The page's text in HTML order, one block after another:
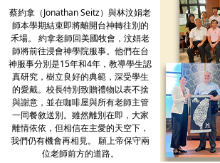
蔡約拿（Jonathan Seitz）與林汶娟老
師本學期結束即將離開台神轉往別的
禾場。 約拿老師回美國牧會，汶娟老
師將前往浸會神學院服事。他們在台
神服事分別是15年和4年，教導學生認
真研究，樹立良好的典範，深受學生
的愛戴。校長特別致贈禮物以表不捨
與謝意，並在咖啡屋與所有老師主管
一同餐敘送別。雖然離別在即，大家
離情依依，但相信在主愛的天空下，
我們仍有機會再相見。 願上帝保守兩
位老師前方的道路。